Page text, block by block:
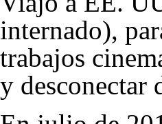
internado),
trabajos
y desconectar